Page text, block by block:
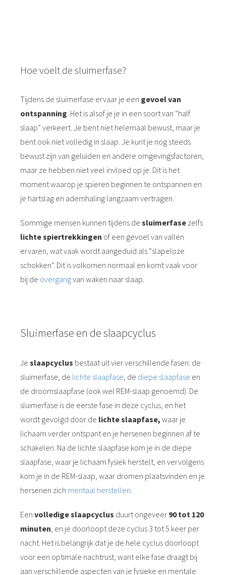
Hoe voelt de sluimerfase?
Tijdens de sluimerfase ervaar je een gevoel van
ontspanning . Het is alsof je je in een soort van “half
slaap” verkeert. Je bent niet helemaal bewust, maar je
bent ook niet volledig in slaap. Je kunt je nog steeds
bewust zijn van geluiden en andere omgevingsfactoren,
maar ze hebben niet veel invloed op je. Dit is het
moment waarop je spieren beginnen te ontspannen en
je hartslag en ademhaling langzaam vertragen.
Sommige mensen kunnen tijdens de sluimerfase zelfs
lichte spiertrekkingen of een gevoel van vallen
ervaren, wat vaak wordt aangeduid als “slapeloze
schokken”. Dit is volkomen normaal en komt vaak voor
bij de overgangvan waken naar slaap.
Sluimerfase en de slaapcyclus
Je slaapcyclus bestaat uit vier verschillende fasen: de
sluimerfase, de lichte slaapfase , de diepe slaapfase en
de droomslaapfase (ook wel REM-slaap genoemd). De
sluimerfase is de eerste fase in deze cyclus, en het
wordt gevolgd door de lichte slaapfase, waar je
lichaam verder ontspant en je hersenen beginnen af te
schakelen. Na de lichte slaapfase kom je in de diepe
slaapfase, waar je lichaam fysiek herstelt, en vervolgens
kom je in de REM-slaap, waar dromen plaatsvinden en je
hersenen zich mentaal herstellen
Een volledige slaapcyclus duurt ongeveer 90 tot 120
minuten , en je doorloopt deze cyclus 3 tot 5 keer per
nacht. Het is belangrijk dat je de hele cyclus doorloopt
voor een optimale nachtrust, want elke fase draagt bij
aan verschillende aspecten van je fysieke en mentale